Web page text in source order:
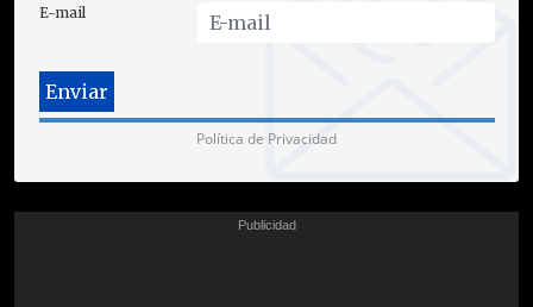
E-mail
Política de Privacidad